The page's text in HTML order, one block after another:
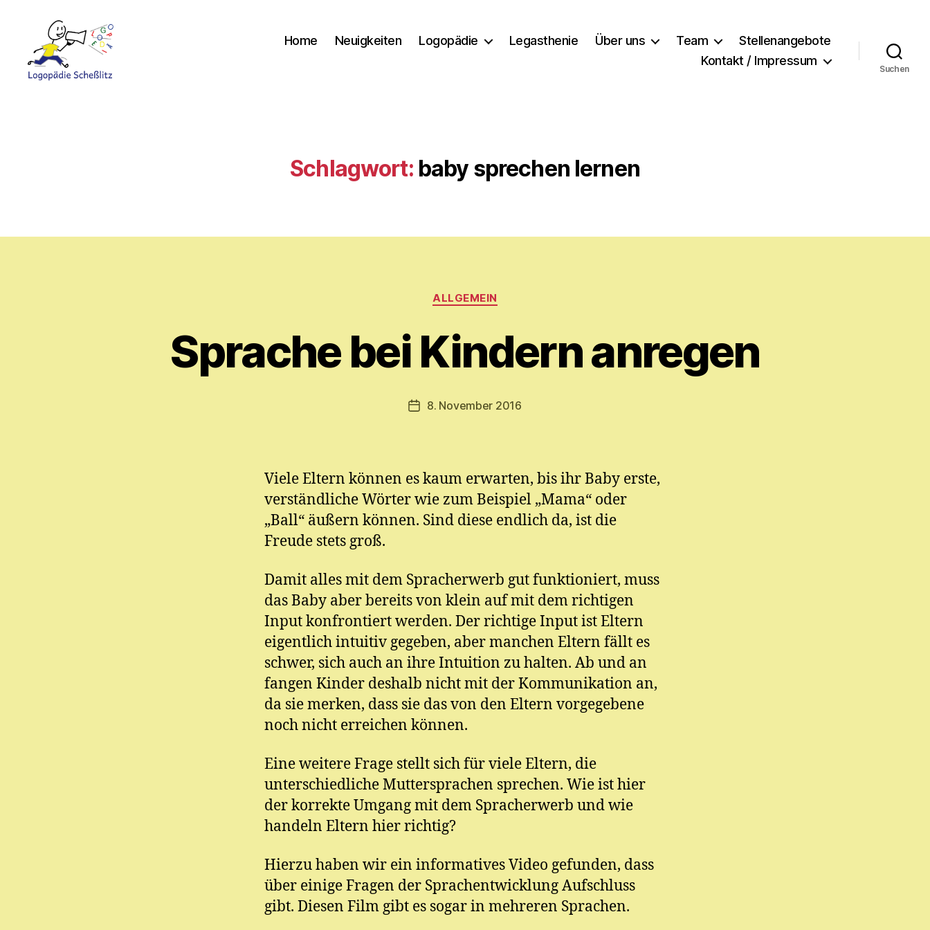
Home Neuigkeiten Logopädie Legasthenie Über uns Team
Stellenangebote
Kontakt / Impressum
Suchen
Schlagwort: baby sprechen lernen
Kategorien
ALLGEMEIN
Sprache bei Kindern anregen
Beitragsautor
V
M
y
m
h
el
Veröffentlichungsdatum
8. November 2016
Viele Eltern können es kaum erwarten, bis ihr Baby erste,
verständliche Wörter wie zum Beispiel „Mama“ oder
„Ball“ äußern können. Sind diese endlich da, ist die
Freude stets groß.
Damit alles mit dem Spracherwerb gut funktioniert, muss
das Baby aber bereits von klein auf mit dem richtigen
Input konfrontiert werden. Der richtige Input ist Eltern
eigentlich intuitiv gegeben, aber manchen Eltern fällt es
schwer, sich auch an ihre Intuition zu halten. Ab und an
fangen Kinder deshalb nicht mit der Kommunikation an,
da sie merken, dass sie das von den Eltern vorgegebene
noch nicht erreichen können.
Eine weitere Frage stellt sich für viele Eltern, die
unterschiedliche Muttersprachen sprechen. Wie ist hier
der korrekte Umgang mit dem Spracherwerb und wie
handeln Eltern hier richtig?
Hierzu haben wir ein informatives Video gefunden, dass
über einige Fragen der Sprachentwicklung Aufschluss
gibt. Diesen Film gibt es sogar in mehreren Sprachen.